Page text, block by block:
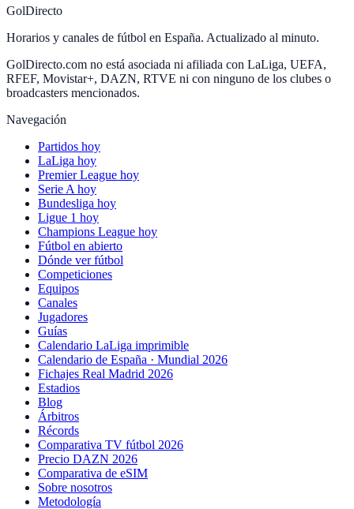
GolDirecto
Horarios y canales de fútbol en España. Actualizado al minuto.
GolDirecto.com no está asociada ni afiliada con LaLiga, UEFA,
RFEF, Movistar+, DAZN, RTVE ni con ninguno de los clubes o
broadcasters mencionados.
Navegación
Partidos hoy
LaLiga hoy
Premier League hoy
Serie A hoy
Bundesliga hoy
Ligue 1 hoy
Champions League hoy
Fútbol en abierto
Dónde ver fútbol
Competiciones
Equipos
Canales
Jugadores
Guías
Calendario LaLiga imprimible
Calendario de España · Mundial 2026
Fichajes Real Madrid 2026
Estadios
Blog
Árbitros
Récords
Comparativa TV fútbol 2026
Precio DAZN 2026
Comparativa de eSIM
Sobre nosotros
Metodología